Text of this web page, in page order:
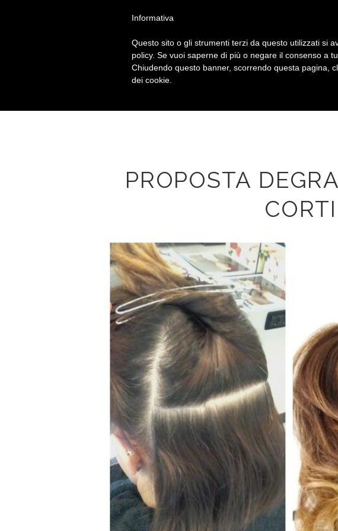
HOME
PROPOSTA
CORTI
Informativa
Questo sito o gli strumenti terzi da questo utilizzati si
policy. Se vuoi saperne di più o negare il consenso a
Chiudendo questo banner, scorrendo questa pagina,
dei cookie.